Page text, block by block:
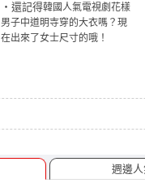
・還記得韓國人氣電視劇花樣
男子中道明寺穿的大衣嗎？現
在出來了女士尺寸的哦！
週邊